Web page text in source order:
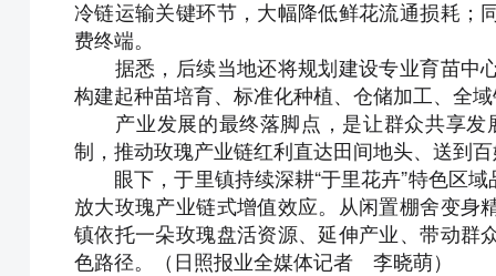
冷链运输关键环节，大幅降低鲜花流通损耗；
费终端。
据悉，后续当地还将规划建设专业育苗中
构建起种苗培育、标准化种植、仓储加工、全
产业发展的最终落脚点，是让群众共享发
制，推动玫瑰产业链红利直达田间地头、送到
眼下，于里镇持续深耕“于里花卉”特色区域
放大玫瑰产业链式增值效应。从闲置棚舍变
镇依托一朵玫瑰盘活资源、延伸产业、带动群
色路径。（日照报业全媒体记者 李晓萌）